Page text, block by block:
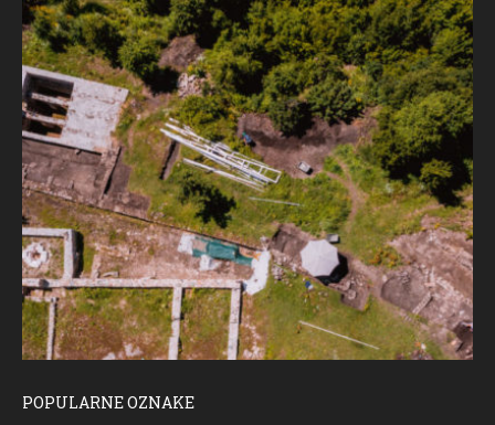
POPULARNE OZNAKE